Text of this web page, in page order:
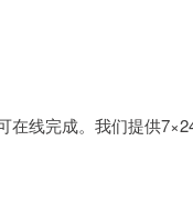
在线完成。我们提供